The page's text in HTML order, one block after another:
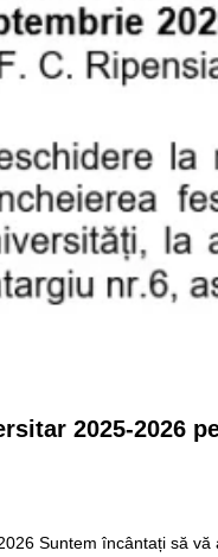
2025-2026
Suntem încântați să